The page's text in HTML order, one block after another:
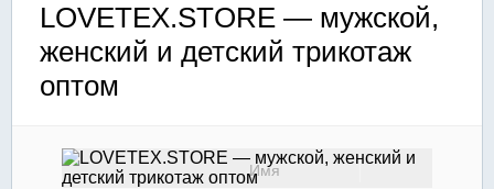
LOVETEX.STORE — мужской,
женский и детский трикотаж
оптом
Имя